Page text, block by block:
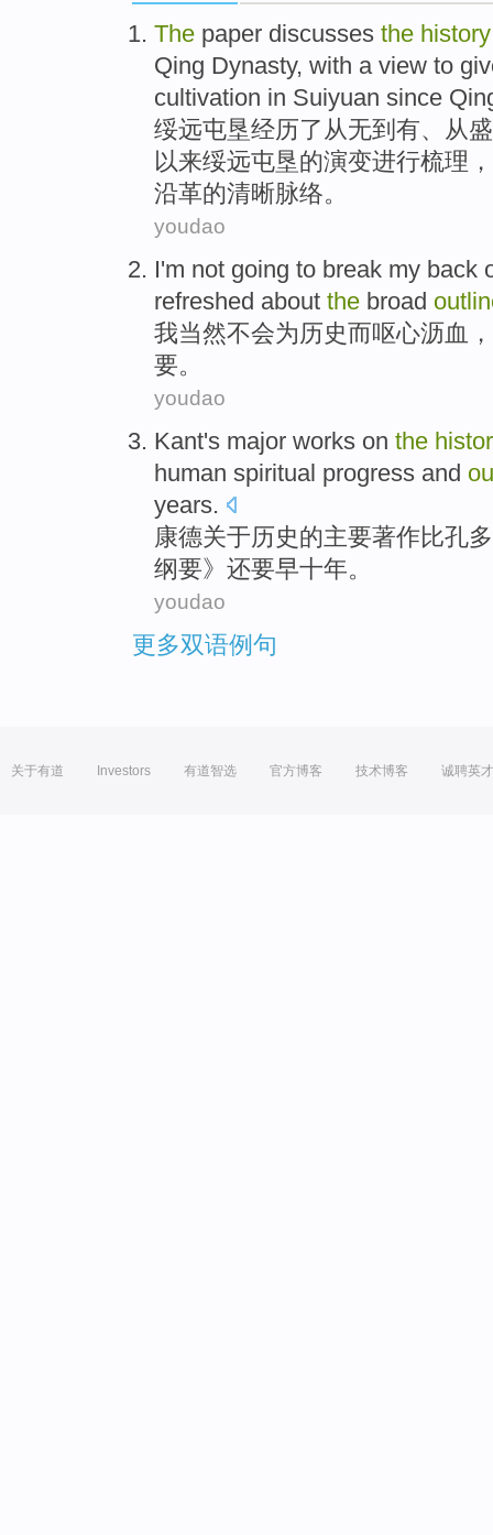
The paper discusses the history
Qing Dynasty, with a view to
cultivation in Suiyuan since
绥远屯垦经历了从无到有、 从
以来绥远屯垦的演变进行梳理，
沿革的清晰脉络。
youdao
I'm not going to break my back
refreshed about the broad
我当然不会为历史而呕心沥血，
要。
youdao
Kant's major works on the
human spiritual progress and
years.
康德关于历史的主要著作比孔
纲要》 还要早十年。
youdao
更多双语例句
关于有道 Investors 有道智选 官方博客 技术博客 诚聘英才